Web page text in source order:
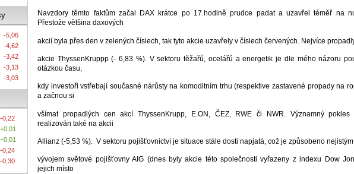
Navzdory těmto faktům začal DAX krátce po 17.hodině prudce padat a uzavřel téměř na
Přestože většina daxových
akcií byla přes den v zelených číslech, tak tyto akcie uzavřely v číslech červených. Nejvíce
akcie ThyssenKruppp (- 6,83 %). V sektoru těžařů, ocelářů a energetik je dle mého názoru
otázkou času,
kdy investoři vstřebají současné nárůsty na komoditním trhu (respektive zastavené propady na
a začnou si
všímat propadlých cen akcí ThyssenKrupp, E.ON, ČEZ, RWE či NWR. Významný pokles
realizován také na akcii
Allianz (-5,53 %). V sektoru pojišťovnictví je situace stále dosti napjatá, což je způsobeno nejistým
vývojem světové pojišťovny AIG (dnes byly akcie této společnosti vyřazeny z indexu Dow
jejich místo
-5,06
-4,62
-3,42
-3,13
-3,03
-0,22
+0,01
+0,01
-0,24
-0,30